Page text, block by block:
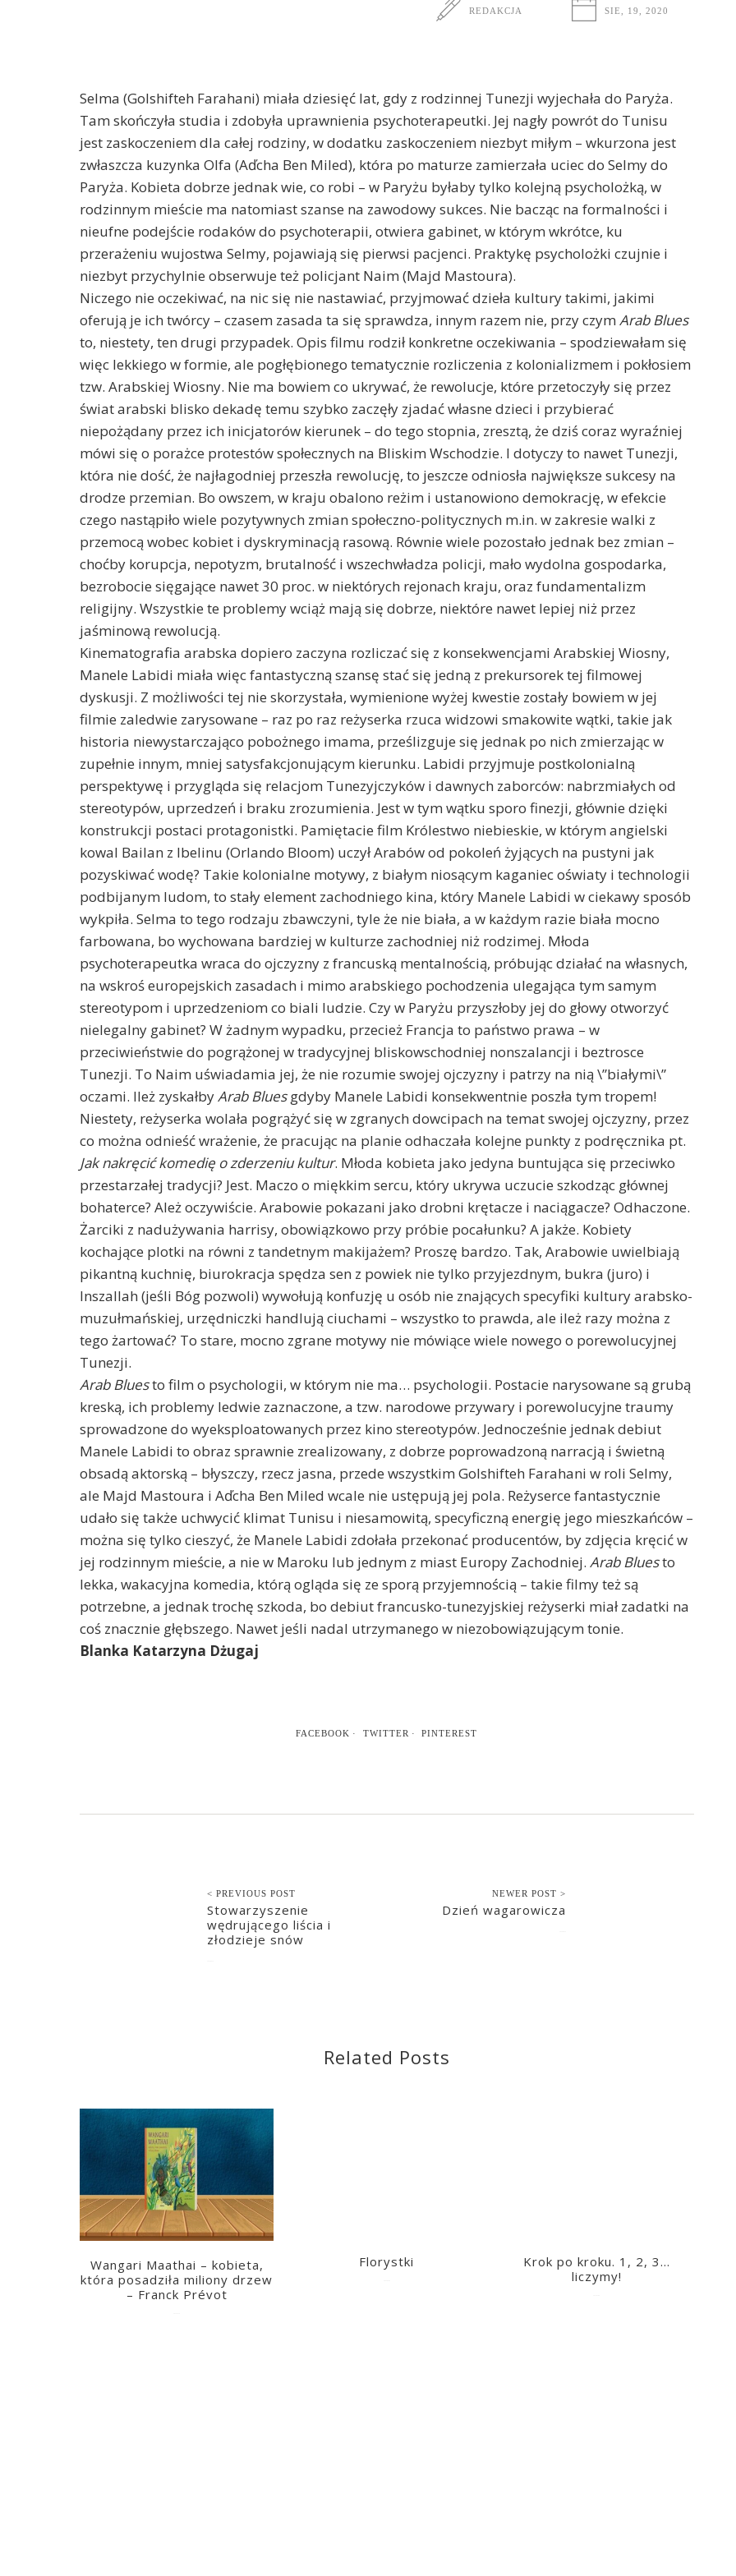
REDAKCJA SIE, 19, 2020
Selma (Golshifteh Farahani) miała dziesięć lat, gdy z rodzinnej Tunezji wyjechała do Paryża.
Tam skończyła studia i zdobyła uprawnienia psychoterapeutki. Jej nagły powrót do Tunisu
jest zaskoczeniem dla całej rodziny, w dodatku zaskoczeniem niezbyt miłym – wkurzona jest
zwłaszcza kuzynka Olfa (Aďcha Ben Miled), która po maturze zamierzała uciec do Selmy do
Paryża. Kobieta dobrze jednak wie, co robi – w Paryżu byłaby tylko kolejną psycholożką, w
rodzinnym mieście ma natomiast szanse na zawodowy sukces. Nie bacząc na formalności i
nieufne podejście rodaków do psychoterapii, otwiera gabinet, w którym wkrótce, ku
przerażeniu wujostwa Selmy, pojawiają się pierwsi pacjenci. Praktykę psycholożki czujnie i
niezbyt przychylnie obserwuje też policjant Naim (Majd Mastoura).
Niczego nie oczekiwać, na nic się nie nastawiać, przyjmować dzieła kultury takimi, jakimi
oferują je ich twórcy – czasem zasada ta się sprawdza, innym razem nie, przy czym Arab Blues
to, niestety, ten drugi przypadek. Opis filmu rodził konkretne oczekiwania – spodziewałam się
więc lekkiego w formie, ale pogłębionego tematycznie rozliczenia z kolonializmem i pokłosiem
tzw. Arabskiej Wiosny. Nie ma bowiem co ukrywać, że rewolucje, które przetoczyły się przez
świat arabski blisko dekadę temu szybko zaczęły zjadać własne dzieci i przybierać
niepożądany przez ich inicjatorów kierunek – do tego stopnia, zresztą, że dziś coraz wyraźniej
mówi się o porażce protestów społecznych na Bliskim Wschodzie. I dotyczy to nawet Tunezji,
która nie dość, że najłagodniej przeszła rewolucję, to jeszcze odniosła największe sukcesy na
drodze przemian. Bo owszem, w kraju obalono reżim i ustanowiono demokrację, w efekcie
czego nastąpiło wiele pozytywnych zmian społeczno-politycznych m.in. w zakresie walki z
przemocą wobec kobiet i dyskryminacją rasową. Równie wiele pozostało jednak bez zmian –
choćby korupcja, nepotyzm, brutalność i wszechwładza policji, mało wydolna gospodarka,
bezrobocie sięgające nawet 30 proc. w niektórych rejonach kraju, oraz fundamentalizm
religijny. Wszystkie te problemy wciąż mają się dobrze, niektóre nawet lepiej niż przez
jaśminową rewolucją.
Kinematografia arabska dopiero zaczyna rozliczać się z konsekwencjami Arabskiej Wiosny,
Manele Labidi miała więc fantastyczną szansę stać się jedną z prekursorek tej filmowej
dyskusji. Z możliwości tej nie skorzystała, wymienione wyżej kwestie zostały bowiem w jej
filmie zaledwie zarysowane – raz po raz reżyserka rzuca widzowi smakowite wątki, takie jak
historia niewystarczająco pobożnego imama, prześlizguje się jednak po nich zmierzając w
zupełnie innym, mniej satysfakcjonującym kierunku. Labidi przyjmuje postkolonialną
perspektywę i przygląda się relacjom Tunezyjczyków i dawnych zaborców: nabrzmiałych od
stereotypów, uprzedzeń i braku zrozumienia. Jest w tym wątku sporo finezji, głównie dzięki
konstrukcji postaci protagonistki. Pamiętacie film Królestwo niebieskie, w którym angielski
kowal Bailan z Ibelinu (Orlando Bloom) uczył Arabów od pokoleń żyjących na pustyni jak
pozyskiwać wodę? Takie kolonialne motywy, z białym niosącym kaganiec oświaty i technologii
podbijanym ludom, to stały element zachodniego kina, który Manele Labidi w ciekawy sposób
wykpiła. Selma to tego rodzaju zbawczyni, tyle że nie biała, a w każdym razie biała mocno
farbowana, bo wychowana bardziej w kulturze zachodniej niż rodzimej. Młoda
psychoterapeutka wraca do ojczyzny z francuską mentalnością, próbując działać na własnych,
na wskroś europejskich zasadach i mimo arabskiego pochodzenia ulegająca tym samym
stereotypom i uprzedzeniom co biali ludzie. Czy w Paryżu przyszłoby jej do głowy otworzyć
nielegalny gabinet? W żadnym wypadku, przecież Francja to państwo prawa – w
przeciwieństwie do pogrążonej w tradycyjnej bliskowschodniej nonszalancji i beztrosce
Tunezji. To Naim uświadamia jej, że nie rozumie swojej ojczyzny i patrzy na nią \”białymi\”
oczami. Ileż zyskałbyArab Bluesgdyby Manele Labidi konsekwentnie poszła tym tropem!
Niestety, reżyserka wolała pogrążyć się w zgranych dowcipach na temat swojej ojczyzny, przez
co można odnieść wrażenie, że pracując na planie odhaczała kolejne punkty z podręcznika pt.
Jak nakręcić komedię o zderzeniu kultur. Młoda kobieta jako jedyna buntująca się przeciwko
przestarzałej tradycji? Jest. Maczo o miękkim sercu, który ukrywa uczucie szkodząc głównej
bohaterce? Ależ oczywiście. Arabowie pokazani jako drobni krętacze i naciągacze? Odhaczone.
Żarciki z nadużywania harrisy, obowiązkowo przy próbie pocałunku? A jakże. Kobiety
kochające plotki na równi z tandetnym makijażem? Proszę bardzo. Tak, Arabowie uwielbiają
pikantną kuchnię, biurokracja spędza sen z powiek nie tylko przyjezdnym, bukra (juro) i
Inszallah (jeśli Bóg pozwoli) wywołują konfuzję u osób nie znających specyfiki kultury arabsko-
muzułmańskiej, urzędniczki handlują ciuchami – wszystko to prawda, ale ileż razy można z
tego żartować? To stare, mocno zgrane motywy nie mówiące wiele nowego o porewolucyjnej
Tunezji.
Arab Bluesto film o psychologii, w którym nie ma… psychologii. Postacie narysowane są grubą
kreską, ich problemy ledwie zaznaczone, a tzw. narodowe przywary i porewolucyjne traumy
sprowadzone do wyeksploatowanych przez kino stereotypów. Jednocześnie jednak debiut
Manele Labidi to obraz sprawnie zrealizowany, z dobrze poprowadzoną narracją i świetną
obsadą aktorską – błyszczy, rzecz jasna, przede wszystkim Golshifteh Farahani w roli Selmy,
ale Majd Mastoura i Aďcha Ben Miled wcale nie ustępują jej pola. Reżyserce fantastycznie
udało się także uchwycić klimat Tunisu i niesamowitą, specyficzną energię jego mieszkańców –
można się tylko cieszyć, że Manele Labidi zdołała przekonać producentów, by zdjęcia kręcić w
jej rodzinnym mieście, a nie w Maroku lub jednym z miast Europy Zachodniej. Arab Bluesto
lekka, wakacyjna komedia, którą ogląda się ze sporą przyjemnością – takie filmy też są
potrzebne, a jednak trochę szkoda, bo debiut francusko-tunezyjskiej reżyserki miał zadatki na
coś znacznie głębszego. Nawet jeśli nadal utrzymanego w niezobowiązującym tonie.
Blanka Katarzyna Dżugaj
FACEBOOK TWITTER PINTEREST
< PREVIOUS POST
Stowarzyszenie
wędrującego liścia i
złodzieje snów
NEWER POST >
Dzień wagarowicza
Related Posts
Wangari Maathai – kobieta,
która posadziła miliony drzew
– Franck Prévot
Florystki
Krok po kroku. 1, 2, 3…
liczymy!